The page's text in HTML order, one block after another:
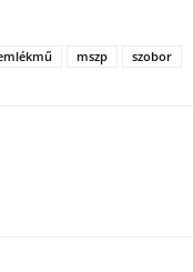
mszp szobor